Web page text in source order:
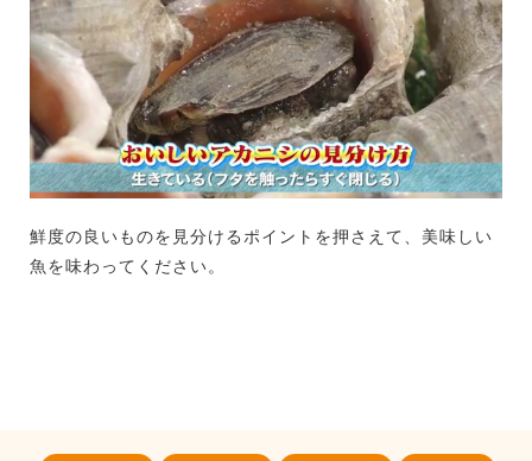
鮮度の良いものを見分けるポイントを押さえて、美味しい
魚を味わってください。